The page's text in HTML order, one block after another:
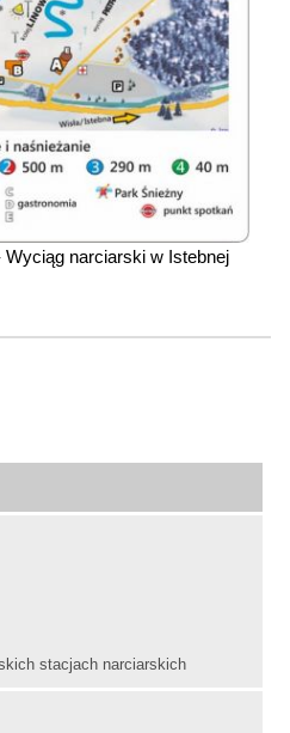
stacjach narciarskich
narciarski w Istebnej